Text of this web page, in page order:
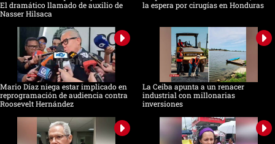
El dramático llamado de auxilio de
Nasser Hilsaca
la espera por cirugías en Honduras
Mario Díaz niega estar implicado en
reprogramación de audiencia contra
Roosevelt Hernández
La Ceiba apunta a un renacer
industrial con millonarias
inversiones